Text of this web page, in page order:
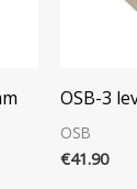
OSB-3
OSB
€41.90